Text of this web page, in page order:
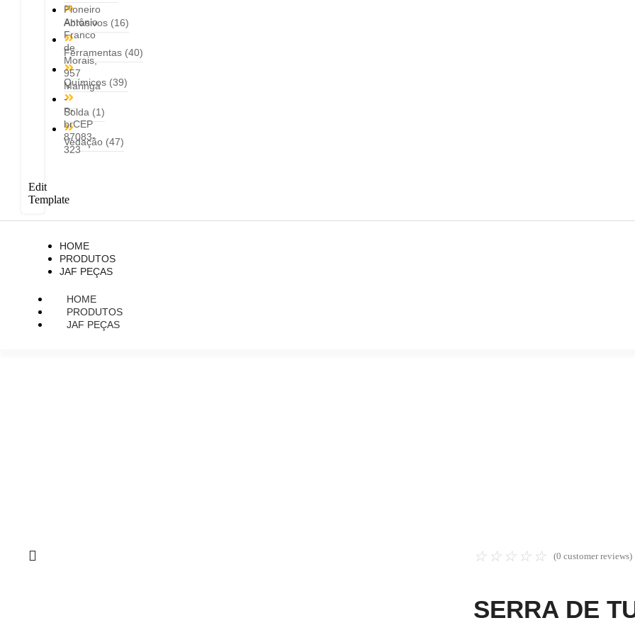
Abrasivos (16)
Ferramentas (40)
Químicos (39)
Solda (1)
Vedação (47)
Pioneiro
Antônio
Franco
de
Morais,
957
Maringá
-
Pr
brCEP
87083-
323
Edit
Template
HOME
PRODUTOS
JAF PEÇAS
HOME
PRODUTOS
JAF PEÇAS
☆ ☆ ☆ ☆ ☆ (0 customer reviews)
SERRA DE